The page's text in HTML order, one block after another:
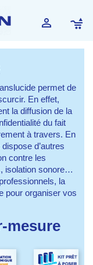

permet de
En effet,
la diffusion de la
du fait
à travers. En
d’autres
contre les
isolation sonore…
la
pour organiser vos
mesure